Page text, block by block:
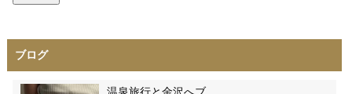
ブログ